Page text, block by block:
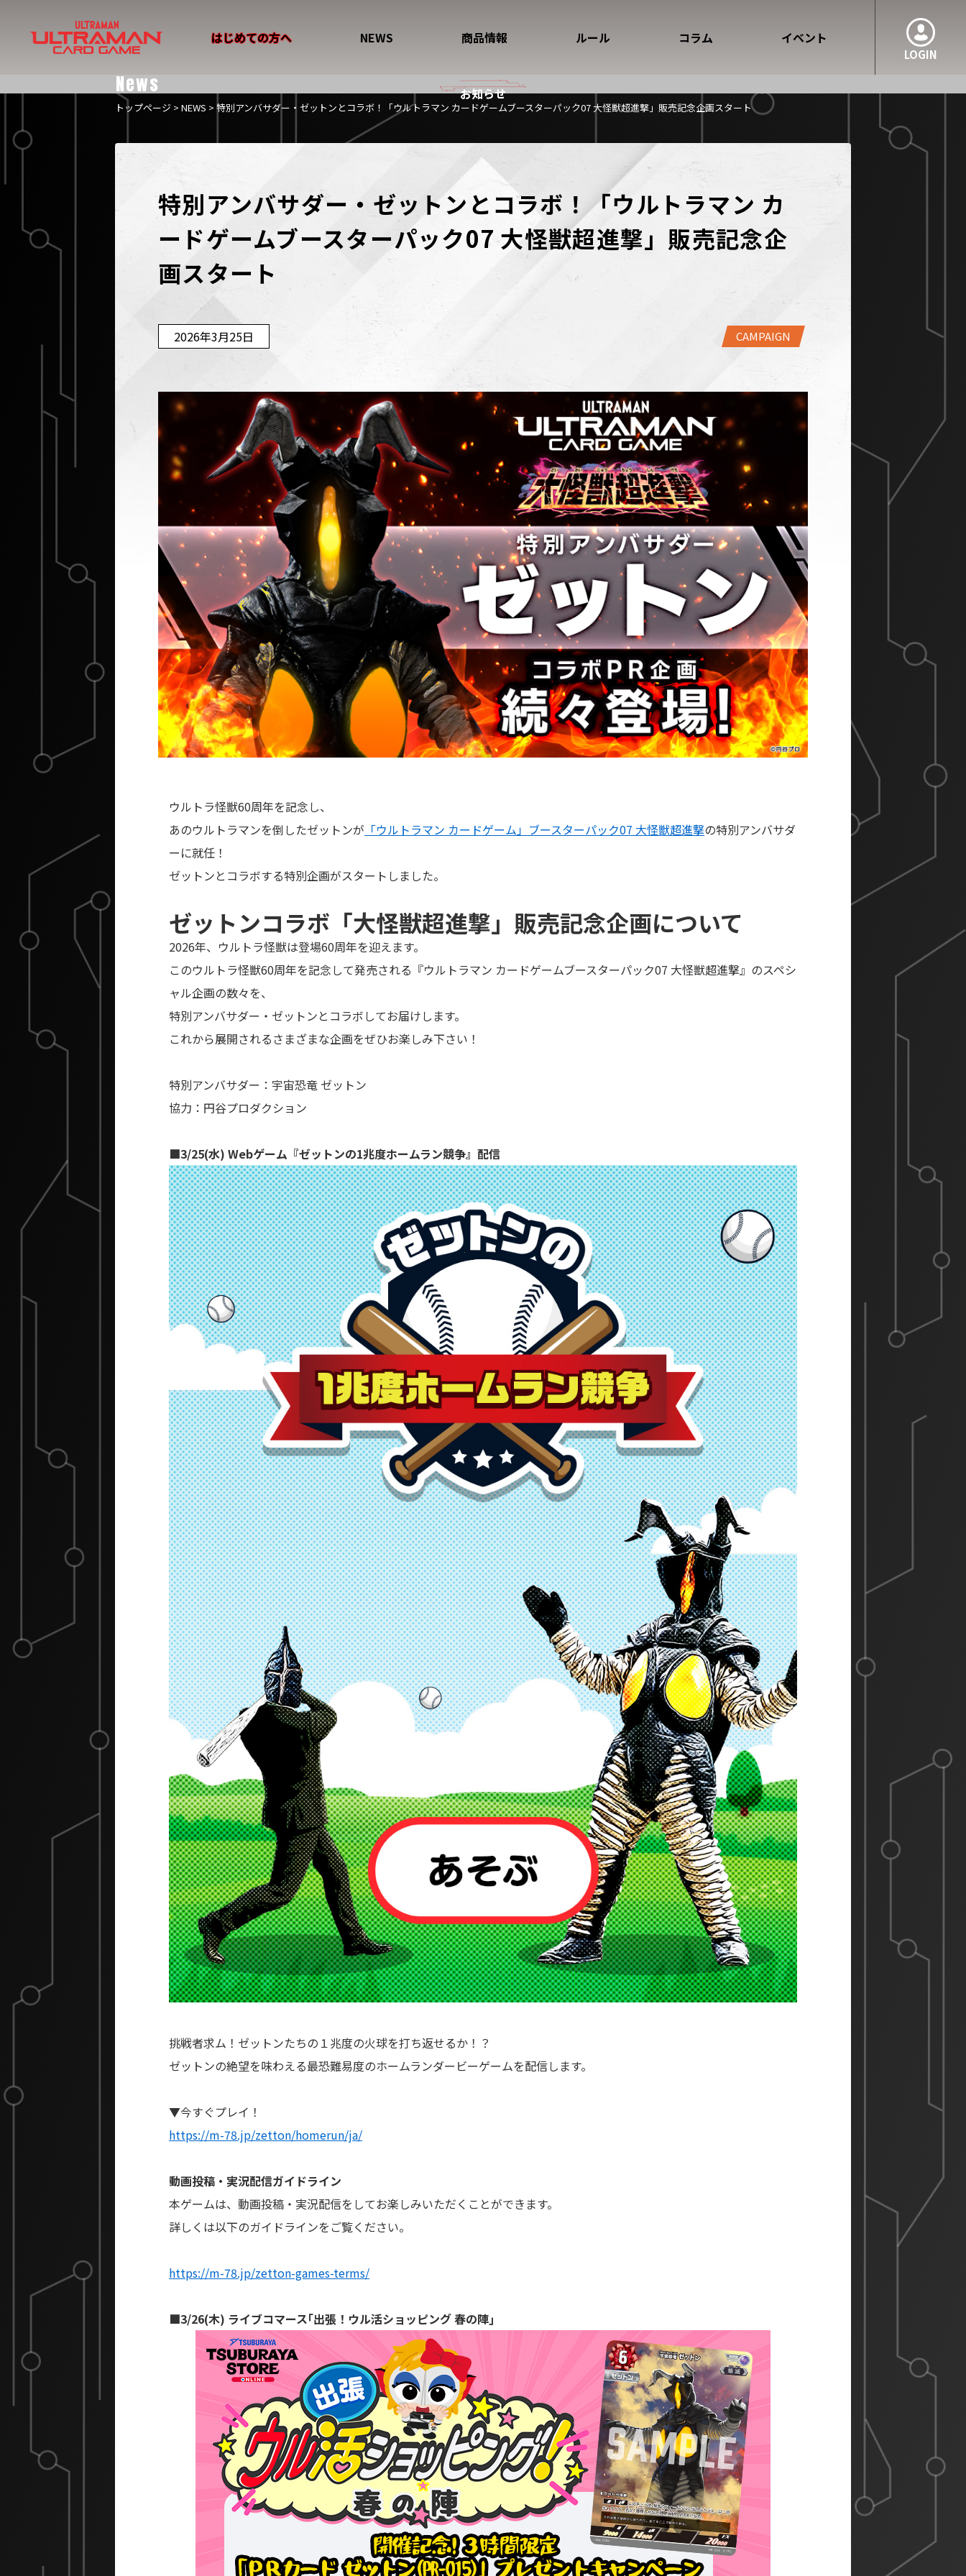
LOGIN
はじめての方へ NEWS 商品情報 ルール コラム イベント
News お知らせ
トップページ > NEWS > 特別アンバサダー・ゼットンとコラボ！「ウルトラマン カードゲームブースターパック07 大怪獣超進撃」販売記念企画スタート
特別アンバサダー・ゼットンとコラボ！「ウルトラマン カ
ードゲームブースターパック07 大怪獣超進撃」販売記念企
画スタート
2026年3月25日 CAMPAIGN
ウルトラ怪獣60周年を記念し、
あのウルトラマンを倒したゼットンが 「ウルトラマン カードゲーム」ブースターパック07 大怪獣超進撃の特別アンバサダ
ーに就任！
ゼットンとコラボする特別企画がスタートしました。
ゼットンコラボ「大怪獣超進撃」販売記念企画について
2026年、ウルトラ怪獣は登場60周年を迎えます。
このウルトラ怪獣60周年を記念して発売される『ウルトラマン カードゲームブースターパック07 大怪獣超進撃』のスペシ
ャル企画の数々を、
特別アンバサダー・ゼットンとコラボしてお届けします。
これから展開されるさまざまな企画をぜひお楽しみ下さい！
特別アンバサダー：宇宙恐竜 ゼットン
協力：円谷プロダクション
■3/25(水) Webゲーム『ゼットンの1兆度ホームラン競争』配信
挑戦者求ム！ゼットンたちの１兆度の火球を打ち返せるか！？
ゼットンの絶望を味わえる最恐難易度のホームランダービーゲームを配信します。
▼今すぐプレイ！
https://m-78.jp/zetton/homerun/ja/
動画投稿・実況配信ガイドライン
本ゲームは、動画投稿・実況配信をしてお楽しみいただくことができます。
詳しくは以下のガイドラインをご覧ください。
https://m-78.jp/zetton-games-terms/
■3/26(木) ライブコマース｢出張！ウル活ショッピング 春の陣｣